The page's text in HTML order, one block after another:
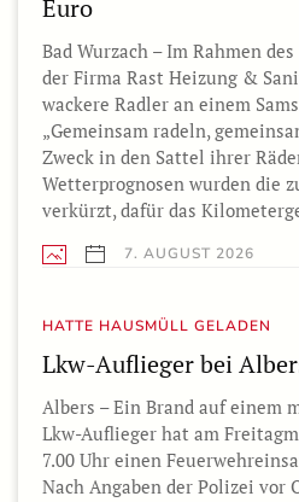
Euro
Bad Wurzach – Im Rahmen
der Firma Rast Heizung &
wackere Radler an einem
„Gemeinsam radeln,
Zweck in den Sattel ihrer
Wetterprognosen wurden die
verkürzt, dafür das
7. AUGUST 2026
HATTE HAUSMÜLL GELADEN
Lkw-Auflieger bei
Albers – Ein Brand auf einem
Lkw-Auflieger hat am
7.00 Uhr einen
Nach Angaben der Polizei vor